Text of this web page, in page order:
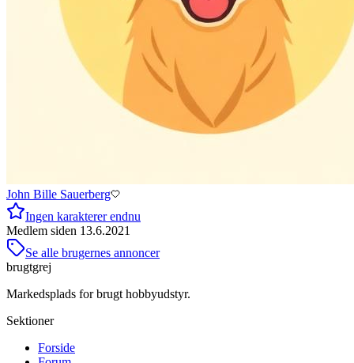
John Bille Sauerberg
Ingen karakterer endnu
Medlem siden 13.6.2021
Se alle brugernes annoncer
brugtgrej
Markedsplads for brugt hobbyudstyr.
Sektioner
Forside